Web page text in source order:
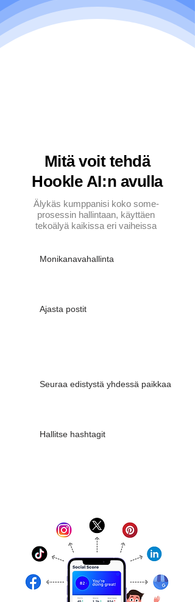
Mitä voit tehdä
Hookle AI:n avulla
Älykäs kumppanisi koko some-
prosessin hallintaan, käyttäen
tekoälyä kaikissa eri vaiheissa
Monikanavahallinta
Ajasta postit
Seuraa edistystä yhdessä paikkaa
Hallitse hashtagit